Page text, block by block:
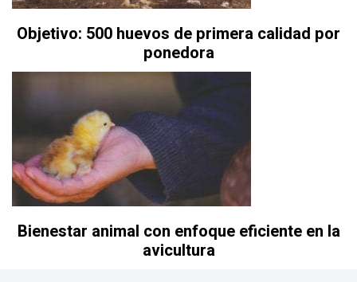
Objetivo: 500 huevos de primera calidad por
ponedora
Bienestar animal con enfoque eficiente en la
avicultura